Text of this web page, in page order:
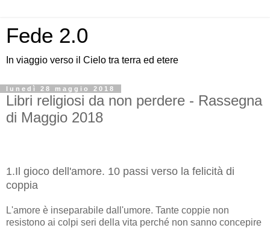
Fede 2.0
In viaggio verso il Cielo tra terra ed etere
lunedì 28 maggio 2018
Libri religiosi da non perdere - Rassegna
di Maggio 2018
1.Il gioco dell'amore. 10 passi verso la felicità di
coppia
L'amore è inseparabile dall'umore. Tante coppie non
resistono ai colpi seri della vita perché non sanno concepire